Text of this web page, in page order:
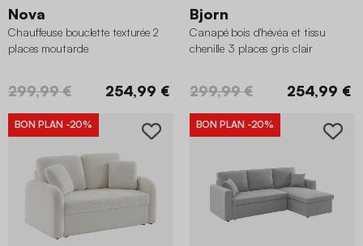
Nova
Chauffeuse bouclette texturée 2
places moutarde
299,99 € 254,99 €
Bjorn
Canapé bois d'hévéa et tissu
chenille 3 places gris clair
299,99 € 254,99 €
BON PLAN -20% BON PLAN -20%